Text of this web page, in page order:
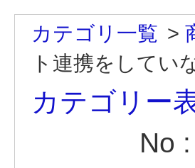
カテゴリ一覧 >
ト連携をしてい
カテゴリー
No